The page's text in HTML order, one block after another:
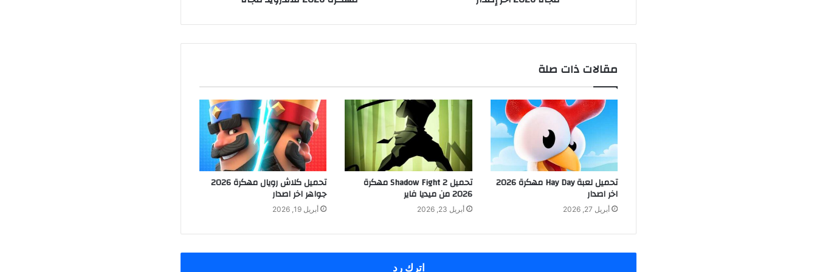
مقالات ذات صلة
تحميل لعبة Hay Day مهكرة 2026
اخر اصدار
أبريل 27, 2026
تحميل Shadow Fight 2 مهكرة
2026 من ميديا فاير
أبريل 23, 2026
تحميل كلاش رويال مهكرة 2026
جواهر اخر اصدار
أبريل 19, 2026
اترك رد